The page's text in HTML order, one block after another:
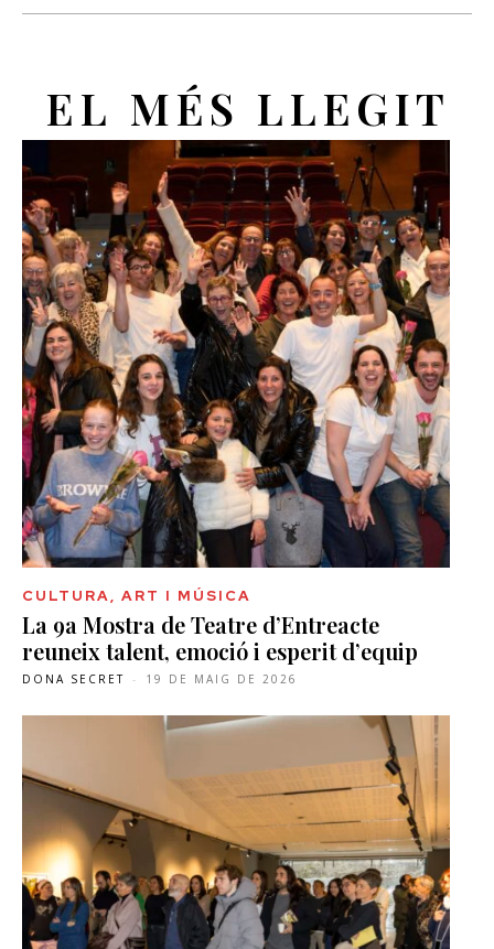
EL MÉS LLEGIT
CULTURA, ART I MÚSICA
La 9a Mostra de Teatre d’Entreacte
reuneix talent, emoció i esperit d’equip
DONA SECRET - 19 DE MAIG DE 2026